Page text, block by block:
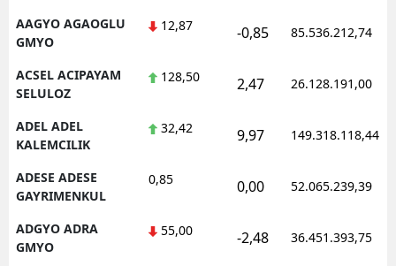
AAGYO AGAOGLU
GMYO
12,87 -0,85 85.536.212,74
ACSEL ACIPAYAM
SELULOZ
128,50 2,47 26.128.191,00
ADEL ADEL
KALEMCILIK
32,42 9,97 149.318.118,44
ADESE ADESE
GAYRIMENKUL
0,85 0,00 52.065.239,39
ADGYO ADRA
GMYO
55,00 -2,48 36.451.393,75